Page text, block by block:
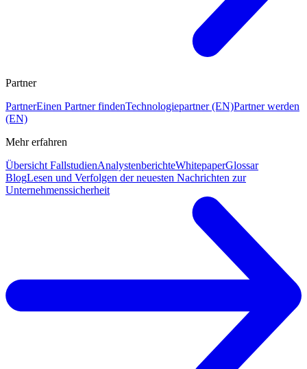
Partner
PartnerEinen Partner findenTechnologiepartner (EN)Partner werden
(EN)
Mehr erfahren
Übersicht FallstudienAnalystenberichteWhitepaperGlossar
BlogLesen und Verfolgen der neuesten Nachrichten zur
Unternehmenssicherheit